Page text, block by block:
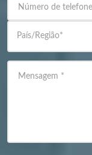
Número de telefone
País/Região*
Mensagem *